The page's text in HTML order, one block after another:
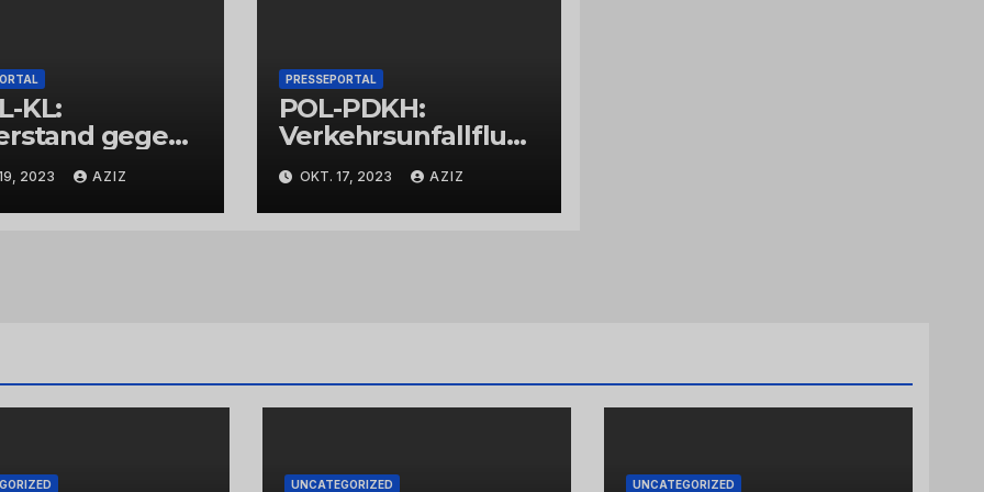
KL:
gegen
2023 AZIZ
PRESSEPORTAL
POL-PDKH:
Verkehrsunfallfluch
t nach
Abbiegevorgang
OKT. 17, 2023 AZIZ
UNCATEGORIZED UNCATEGORIZED